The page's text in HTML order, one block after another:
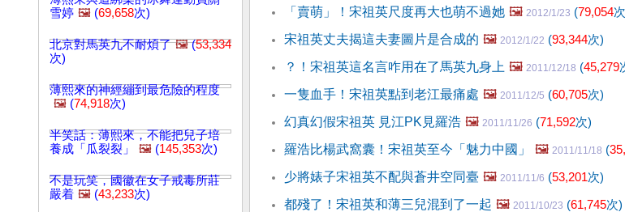
雪婷 🖼️ (69,658次)
北京對馬英九不耐煩了 🖼️(53,334
次)
薄熙來的神經繃到最危險的程度
🖼️ (74,918次)
半笑話：薄熙來，不能把兒子培
養成「瓜裂裂」
🖼️ (145,353次)
不是玩笑，國徽在女子戒毒所莊
嚴着 🖼️ (43,233次)
「賣萌」！宋祖英尺度再大也萌不過她 🖼️ 2012/1/23 (79,054
宋祖英丈夫揭這夫妻圖片是合成的 🖼️ 2012/1/22 (93,344次)
？！宋祖英這名言咋用在了馬英九身上 🖼️ 2011/12/18 (45,279
一隻血手！宋祖英點到老江最痛處 🖼️ 2011/12/5 (60,705次)
幻真幻假宋祖英 見江PK見羅浩 🖼️ 2011/11/26 (71,592次)
羅浩比楊武窩囊！宋祖英至今「魅力中國」
🖼️ 2011/11/18 (
少將婊子宋祖英不配與蒼井空同臺 🖼️ 2011/11/6 (53,201次)
都殘了！宋祖英和薄三兒混到了一起 🖼️ 2011/10/23 (61,745次)